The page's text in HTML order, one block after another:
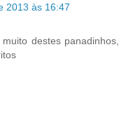
2013 às 16:47
destes panadinhos,